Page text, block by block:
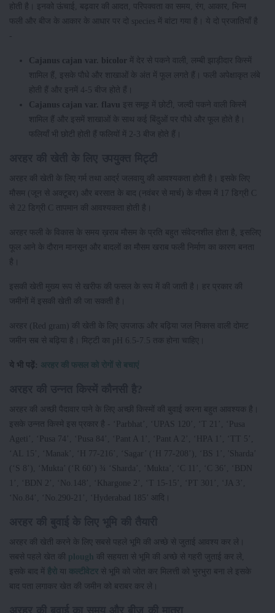
होती है। इनको ऊंचाई, बढ़वार की आदत, परिपक्वता का समय, रंग, आकार, भिन्न
फली और बीज के आकार के आधार पर दो species में बांटा गया है। ये दो प्रजातियाँ है
-
Cajanus cajan var. bicolor में देर से पकने वाली, लम्बी झाड़ीदार किस्में
शामिल हैं, इसके पौधे और शाखाओं के अंत में फूल लगते हैं। फली अपेक्षाकृत लंबे
होती हैं और इनमें 4-5 बीज होते हैं।
Cajanus cajan var. flavu इस समूह में छोटी, जल्दी पकने वाली किस्में
शामिल हैं और इसमें शाखाओं के साथ कई बिंदुओं पर पौधे और फूल होते है।
फलियाँ भी छोटी होती हैं फलियों में 2-3 बीज होते हैं।
अरहर की खेती के लिए गर्म तथा आर्द्र जलवायु की आवश्यकता होती है। इसके लिए
मौसम (जून से अक्टूबर) और बरसात के बाद (नवंबर से मार्च) के मौसम में 17 डिग्री C
से 22 डिग्री C तापमान की आवश्यकता होती है।
अरहर फली के विकास के समय ख़राब मौसम के प्रति बहुत संवेदनशील होता है, इसलिए
फूल आने के दौरान मानसून और बादलों का मौसम खराब फली निर्माण का कारण बनता
है।
इसकी खेती मुख्य रूप से खरीफ की फसल के रूप में की जाती है। हर प्रकार की
जमीनों में इसकी खेती की जा सकती है।
अरहर (Red gram) की खेती के लिए उपजाऊ और बढ़िया जल निकास वाली दोमट
जमीन सब से बढ़िया है। मिट्टी का pH 6.5-7.5 तक होना चाहिए।
ये भी पढ़ें: अरहर की फसल को रोगों से बचाएं
अरहर की अच्छी पैदावार पाने के लिए अच्छी किस्मों की बुवाई करना बहुत आवश्यक है।
इसके उन्नत किस्मे इस प्रकार है - ‘Parbhat’, ‘UPAS 120’, ‘T 21’, ‘Pusa
Ageti’, ‘Pusa 74’, ‘Pusa 84’, ‘Pant A 1’, ‘Pant A 2’, ‘HPA 1’, ‘TT 5’,
‘AL 15’, ‘Manak’, ‘H 77-216’, ‘Sagar’ (‘H 77-208’), ‘BS 1’, 'Sharda’
(‘S 8’), ‘Mukta’ (‘R 60’) ¾ ‘Sharda’, ‘Mukta’, ‘C 11’, ‘C 36’, ‘BDN
1’, ‘BDN 2’, ‘No.148’, ‘Khargone 2’, ‘T 15-15’, ‘PT 301’, ‘JA 3’,
‘No.84’, ‘No.290-21’, ‘Hyderabad 185’ आदि।
अरहर की खेती करने के लिए सबसे पहले भूमि की अच्छे से जुताई आवश्य कर ले।
सबसे पहले खेत की plough
की सहयता से भूमि की अच्छे से गहरी जुताई कर ले,
इसके बाद में हैरो या कल्टीवेटर से भूमि को जोत कर मिलत्ती को भुरभुरा बना ले इसके
बाद पता लगाकर खेत की जमीन को बराबर कर ले।